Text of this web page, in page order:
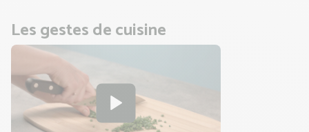
Les gestes de cuisine